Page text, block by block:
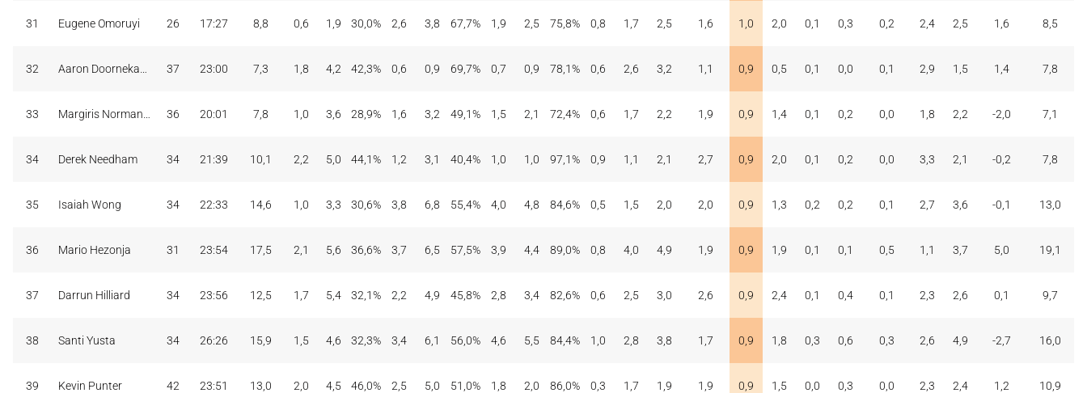
31 Eugene Omoruyi 26 17:27 8,8 0,6 1,9 30,0% 2,6 3,8 67,7% 1,9 2,5 75,8% 0,8 1,7 2,5 1,6 1,0 2,0 0,1 0,3 0,2 2,4 2,5 1,6 8,5
32 37 23:00 7,3 1,8 4,2 42,3% 0,6 0,9 69,7% 0,7 0,9 78,1% 0,6 2,6 3,2 1,1 0,9 0,5 0,1 0,0 0,1 2,9 1,5 1,4 7,8
33 36 20:01 7,8 1,0 3,6 28,9% 1,6 3,2 49,1% 1,5 2,1 72,4% 0,6 1,7 2,2 1,9 0,9 1,4 0,1 0,2 0,0 1,8 2,2 -2,0 7,1
34 Derek Needham 34 21:39 10,1 2,2 5,0 44,1% 1,2 3,1 40,4% 1,0 1,0 97,1% 0,9 1,1 2,1 2,7 0,9 2,0 0,1 0,2 0,0 3,3 2,1 -0,2 7,8
35 Isaiah Wong 34 22:33 14,6 1,0 3,3 30,6% 3,8 6,8 55,4% 4,0 4,8 84,6% 0,5 1,5 2,0 2,0 0,9 1,3 0,2 0,2 0,1 2,7 3,6 -0,1 13,0
36 Mario Hezonja 31 23:54 17,5 2,1 5,6 36,6% 3,7 6,5 57,5% 3,9 4,4 89,0% 0,8 4,0 4,9 1,9 0,9 1,9 0,1 0,1 0,5 1,1 3,7 5,0 19,1
37 Darrun Hilliard 34 23:56 12,5 1,7 5,4 32,1% 2,2 4,9 45,8% 2,8 3,4 82,6% 0,6 2,5 3,0 2,6 0,9 2,4 0,1 0,4 0,1 2,3 2,6 0,1 9,7
38 Santi Yusta 34 26:26 15,9 1,5 4,6 32,3% 3,4 6,1 56,0% 4,6 5,5 84,4% 1,0 2,8 3,8 1,7 0,9 1,8 0,3 0,6 0,3 2,6 4,9 -2,7 16,0
39 Kevin Punter 42 23:51 13,0 2,0 4,5 46,0% 2,5 5,0 51,0% 1,8 2,0 86,0% 0,3 1,7 1,9 1,9 0,9 1,5 0,0 0,3 0,0 2,3 2,4 1,2 10,9